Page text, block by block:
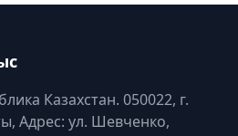
Казахстан. 050022, г.
Адрес: ул. Шевченко,